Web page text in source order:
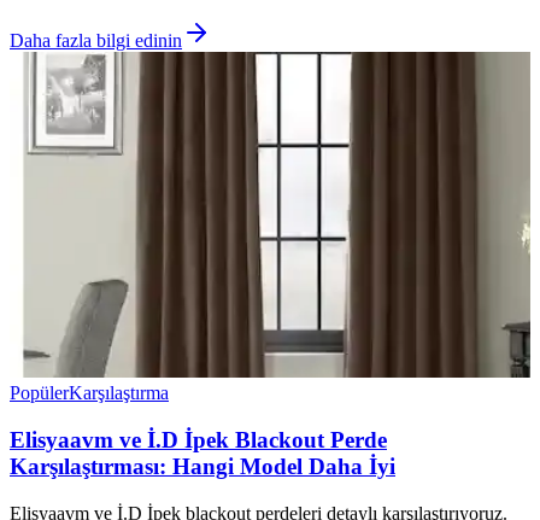
Daha fazla bilgi edinin
PopülerKarşılaştırma
Elisyaavm ve İ.D İpek Blackout Perde
Karşılaştırması: Hangi Model Daha İyi
Elisyaavm ve İ.D İpek blackout perdeleri detaylı karşılaştırıyoruz.